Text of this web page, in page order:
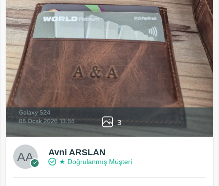
3
Avni ARSLAN
★ Doğrulanmış Müşteri